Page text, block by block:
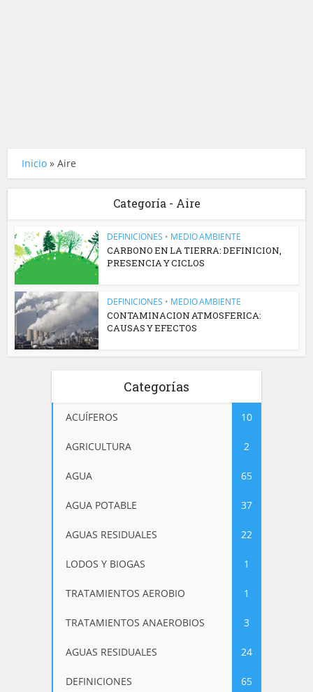
Inicio »Aire
Categoría - Aire
DEFINICIONES • MEDIO AMBIENTE
CARBONO EN LA TIERRA: DEFINICION,
PRESENCIA Y CICLOS
DEFINICIONES • MEDIO AMBIENTE
CONTAMINACION ATMOSFERICA:
CAUSAS Y EFECTOS
Categorías
ACUÍFEROS 10
AGRICULTURA 2
AGUA 65
AGUA POTABLE 37
AGUAS RESIDUALES 22
LODOS Y BIOGAS 1
TRATAMIENTOS AEROBIO 1
TRATAMIENTOS ANAEROBIOS 3
AGUAS RESIDUALES 24
DEFINICIONES 65